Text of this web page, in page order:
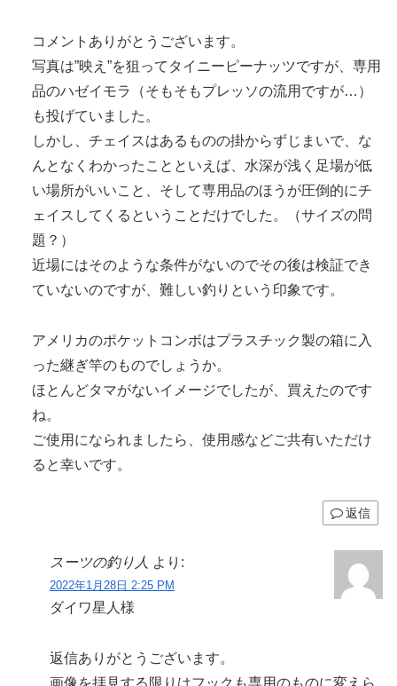
コメントありがとうございます。
写真は”映え”を狙ってタイニーピーナッツですが、専用
品のハゼイモラ（そもそもプレッソの流用ですが…）
も投げていました。
しかし、チェイスはあるものの掛からずじまいで、な
んとなくわかったことといえば、水深が浅く足場が低
い場所がいいこと、そして専用品のほうが圧倒的にチ
ェイスしてくるということだけでした。（サイズの問
題？）
近場にはそのような条件がないのでその後は検証でき
ていないのですが、難しい釣りという印象です。
アメリカのポケットコンボはプラスチック製の箱に入
った継ぎ竿のものでしょうか。
ほとんどタマがないイメージでしたが、買えたのです
ね。
ご使用になられましたら、使用感などご共有いただけ
ると幸いです。
返信
スーツの釣り人 より:
2022年1月28日 2:25 PM
ダイワ星人様
返信ありがとうございます。
画像を拝見する限りはフックも専用のものに変えら